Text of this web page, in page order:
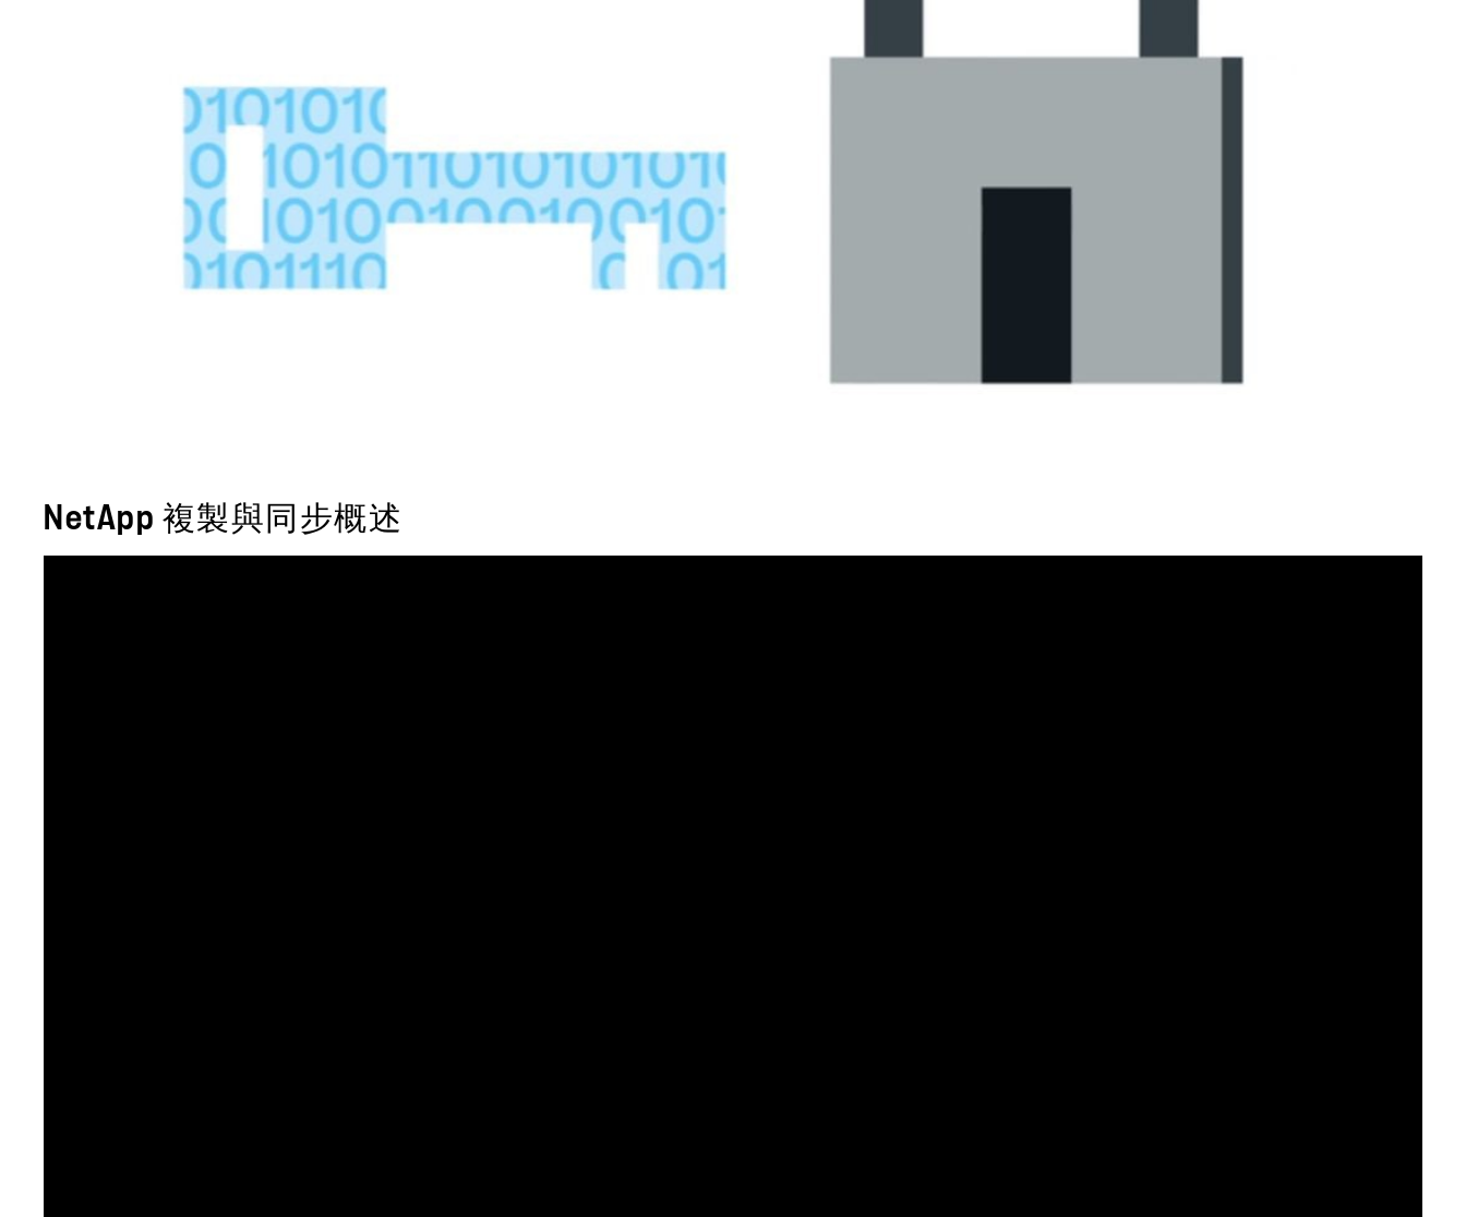
NetApp 複製與同步概述